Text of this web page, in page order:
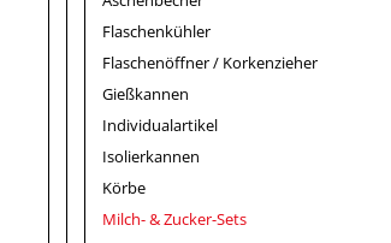
Flaschenkühler
Flaschenöffner / Korkenzieher
Gießkannen
Individualartikel
Isolierkannen
Körbe
Milch- & Zucker-Sets